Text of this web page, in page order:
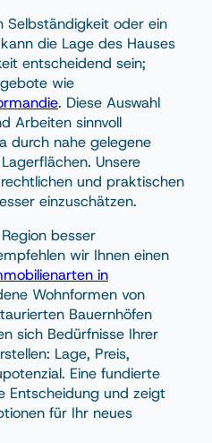
Selbständigkeit oder ein
die Lage des Hauses
entscheidend sein;
wie
. Diese Auswahl
Arbeiten sinnvoll
durch nahe gelegene
Unsere
und praktischen
einzuschätzen.
besser
wir Ihnen einen
in
Wohnformen von
Bauernhöfen
sich Bedürfnisse Ihrer
Lage, Preis,
Eine fundierte
Entscheidung und zeigt
für Ihr neues